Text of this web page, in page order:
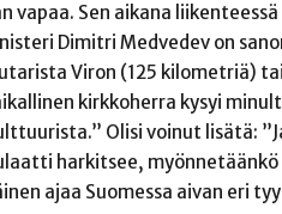
vapaa. Sen aikana
Dimitri Medvedev on
Viron (125 kilometriä)
kirkkoherra kysyi
Olisi voinut lisätä:
harkitsee,
ajaa Suomessa aivan eri